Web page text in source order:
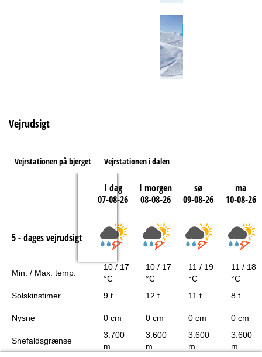
Vejrudsigt
Vejrstationen på bjerget Vejrstationen i dalen
I dag
07-08-26
I morgen
08-08-26
sø
09-08-26
ma
10-08-26
5 - dages vejrudsigt
Min. / Max. temp.
10 / 17
°C
10 / 17
°C
11 / 19
°C
11 / 18
°C
Solskinstimer
9 t 12 t 11 t 8 t
Nysne 0 cm 0 cm 0 cm 0 cm
Snefaldsgrænse
3.700
m
3.600
m
3.600
m
3.600
m